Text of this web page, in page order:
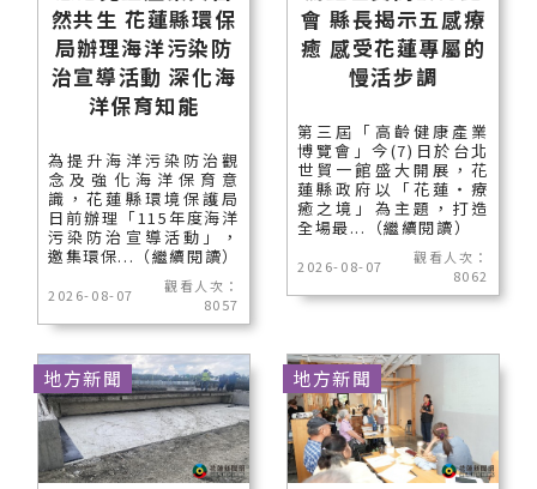
然共生 花蓮縣環保
局辦理海洋污染防
治宣導活動 深化海
洋保育知能
為提升海洋污染防治觀
念及強化海洋保育意
識，花蓮縣環境保護局
日前辦理「115年度海洋
污染防治宣導活動」，
邀集環保...（繼續閱讀）
2026-08-07
觀看人次：
8057
會 縣長揭示五感療
癒 感受花蓮專屬的
慢活步調
第三屆「高齡健康產業
博覽會」今(7)日於台北
世貿一館盛大開展，花
蓮縣政府以「花蓮‧療
癒之境」為主題，打造
全場最...（繼續閱讀）
2026-08-07
觀看人次：
8062
地方新聞 地方新聞